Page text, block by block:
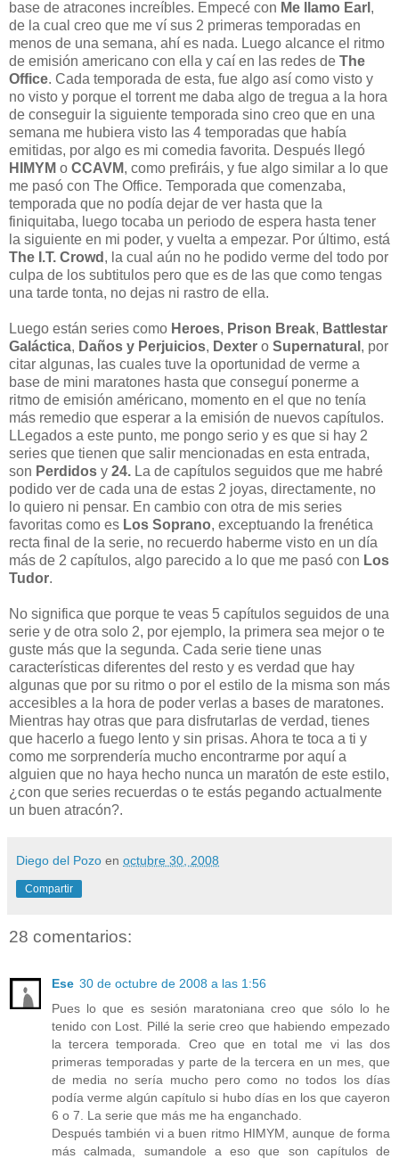
base de atracones increíbles. Empecé con Me llamo Earl ,
de la cual creo que me ví sus 2 primeras temporadas en
menos de una semana, ahí es nada. Luego alcance el ritmo
de emisión americano con ella y caí en las redes de The
Office. Cada temporada de esta, fue algo así como visto y
no visto y porque el torrent me daba algo de tregua a la hora
de conseguir la siguiente temporada sino creo que en una
semana me hubiera visto las 4 temporadas que había
emitidas, por algo es mi comedia favorita. Después llegó
HIMYM o CCAVM, como prefiráis, y fue algo similar a lo que
me pasó con The Office. Temporada que comenzaba,
temporada que no podía dejar de ver hasta que la
finiquitaba, luego tocaba un periodo de espera hasta tener
la siguiente en mi poder, y vuelta a empezar. Por último, está
The I.T. Crowd , la cual aún no he podido verme del todo por
culpa de los subtitulos pero que es de las que como tengas
una tarde tonta, no dejas ni rastro de ella.
Luego están series como Heroes, Prison Break, Battlestar
Galáctica, Daños y Perjuicios, Dexter o Supernatural , por
citar algunas, las cuales tuve la oportunidad de verme a
base de mini maratones hasta que conseguí ponerme a
ritmo de emisión américano, momento en el que no tenía
más remedio que esperar a la emisión de nuevos capítulos.
LLegados a este punto, me pongo serio y es que si hay 2
series que tienen que salir mencionadas en esta entrada,
son Perdidos y 24. La de capítulos seguidos que me habré
podido ver de cada una de estas 2 joyas, directamente, no
lo quiero ni pensar. En cambio con otra de mis series
favoritas como es Los Soprano, exceptuando la frenética
recta final de la serie, no recuerdo haberme visto en un día
más de 2 capítulos, algo parecido a lo que me pasó con Los
Tudor.
No significa que porque te veas 5 capítulos seguidos de una
serie y de otra solo 2, por ejemplo, la primera sea mejor o te
guste más que la segunda. Cada serie tiene unas
características diferentes del resto y es verdad que hay
algunas que por su ritmo o por el estilo de la misma son más
accesibles a la hora de poder verlas a bases de maratones.
Mientras hay otras que para disfrutarlas de verdad, tienes
que hacerlo a fuego lento y sin prisas. Ahora te toca a ti y
como me sorprendería mucho encontrarme por aquí a
alguien que no haya hecho nunca un maratón de este estilo,
¿con que series recuerdas o te estás pegando actualmente
un buen atracón?.
Diego del Pozo en octubre 30, 2008
Compartir
28 comentarios:
Ese 30 de octubre de 2008 a las 1:56
Pues lo que es sesión maratoniana creo que sólo lo he
tenido con Lost. Pillé la serie creo que habiendo empezado
la tercera temporada. Creo que en total me vi las dos
primeras temporadas y parte de la tercera en un mes, que
de media no sería mucho pero como no todos los días
podía verme algún capítulo si hubo días en los que cayeron
6 o 7. La serie que más me ha enganchado.
Después también vi a buen ritmo HIMYM, aunque de forma
más calmada, sumandole a eso que son capítulos de